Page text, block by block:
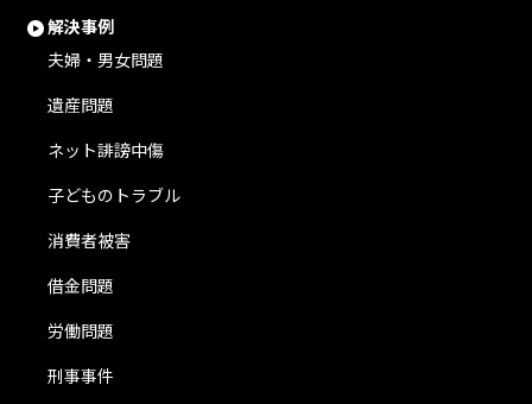
解決事例
夫婦・男女問題
遺産問題
ネット誹謗中傷
子どものトラブル
消費者被害
借金問題
労働問題
刑事事件